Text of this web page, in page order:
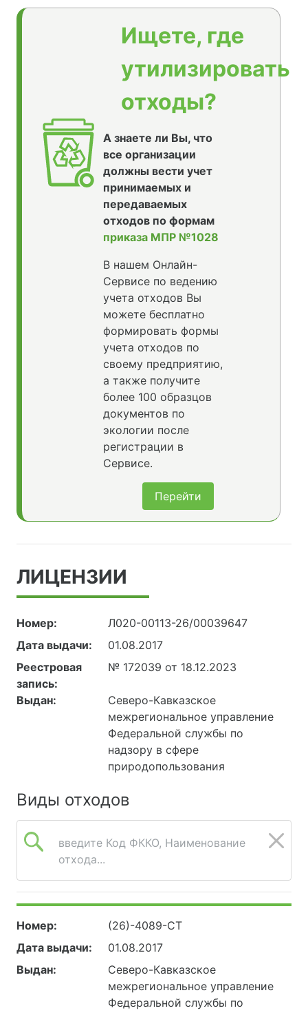
Ищете, где
утилизировать
отходы?
А знаете ли Вы, что
все организации
должны вести учет
принимаемых и
передаваемых
отходов по формам
приказа МПР №1028
В нашем Онлайн-
Сервисе по ведению
учета отходов Вы
можете бесплатно
формировать формы
учета отходов по
своему предприятию,
а также получите
более 100 образцов
документов по
экологии после
регистрации в
Сервисе.
Перейти
ЛИЦЕНЗИИ
Номер:
Л020-00113-26/00039647
Дата выдачи:
01.08.2017
Реестровая
запись:
№ 172039 от 18.12.2023
Выдан:
Северо-Кавказское
межрегиональное управление
Федеральной службы по
надзору в сфере
природопользования
Виды отходов
введите Код ФККО, Наименование
отхода...
Номер:
(26)-4089-СТ
Дата выдачи:
01.08.2017
Выдан:
Северо-Кавказское
межрегиональное управление
Федеральной службы по